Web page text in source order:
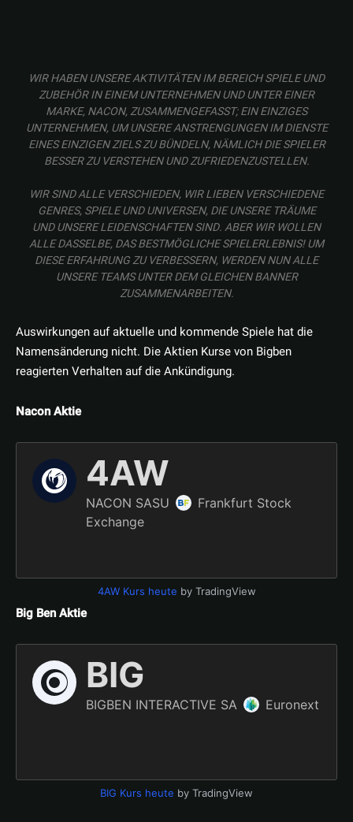
WIR HABEN UNSERE AKTIVITÄTEN IM BEREICH SPIELE UND
ZUBEHÖR IN EINEM UNTERNEHMEN UND UNTER EINER
MARKE, NACON, ZUSAMMENGEFASST; EIN EINZIGES
UNTERNEHMEN, UM UNSERE ANSTRENGUNGEN IM DIENSTE
EINES EINZIGEN ZIELS ZU BÜNDELN, NÄMLICH DIE SPIELER
BESSER ZU VERSTEHEN UND ZUFRIEDENZUSTELLEN.
WIR SIND ALLE VERSCHIEDEN, WIR LIEBEN VERSCHIEDENE
GENRES, SPIELE UND UNIVERSEN, DIE UNSERE TRÄUME
UND UNSERE LEIDENSCHAFTEN SIND. ABER WIR WOLLEN
ALLE DASSELBE, DAS BESTMÖGLICHE SPIELERLEBNIS! UM
DIESE ERFAHRUNG ZU VERBESSERN, WERDEN NUN ALLE
UNSERE TEAMS UNTER DEM GLEICHEN BANNER
ZUSAMMENARBEITEN.
Auswirkungen auf aktuelle und kommende Spiele hat die
Namensänderung nicht. Die Aktien Kurse von Bigben
reagierten Verhalten auf die Ankündigung.
Nacon Aktie
4AW Kurs heute by TradingView
Big Ben Aktie
BIG Kurs heute by TradingView